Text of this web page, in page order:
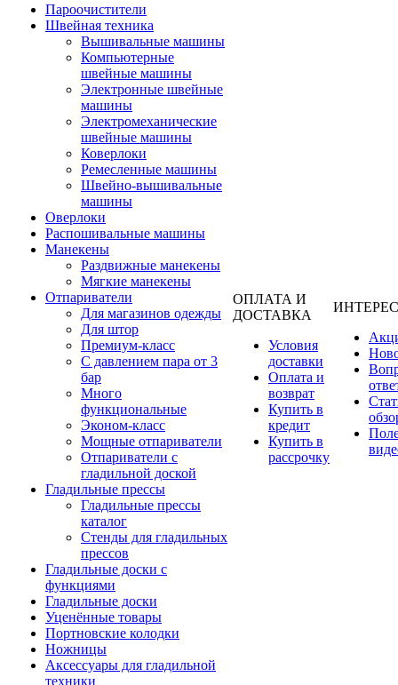
Пароочистители
Швейная техника
Вышивальные машины
Компьютерные
швейные машины
Электронные швейные
машины
Электромеханические
швейные машины
Коверлоки
Ремесленные машины
Швейно-вышивальные
машины
Оверлоки
Распошивальные машины
Манекены
Раздвижные манекены
Мягкие манекены
Отпариватели
Для магазинов одежды
Для штор
Премиум-класс
С давлением пара от 3
бар
Много
функциональные
Эконом-класс
Мощные отпариватели
Отпариватели с
гладильной доской
Гладильные прессы
Гладильные прессы
каталог
Стенды для гладильных
прессов
Гладильные доски с
функциями
Гладильные доски
Уценённые товары
Портновские колодки
Ножницы
Аксессуары для гладильной
техники
ОПЛАТА И
ДОСТАВКА
Условия
доставки
Оплата и
возврат
Купить в
кредит
Купить в
рассрочку